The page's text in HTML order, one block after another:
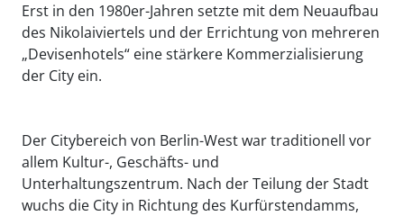
Erst in den 1980er-Jahren setzte mit dem Neuaufbau
des Nikolaiviertels und der Errichtung von mehreren
„Devisenhotels“ eine stärkere Kommerzialisierung
der City ein.
Der Citybereich von Berlin-West war traditionell vor
allem Kultur-, Geschäfts- und
Unterhaltungszentrum. Nach der Teilung der Stadt
wuchs die City in Richtung des Kurfürstendamms,